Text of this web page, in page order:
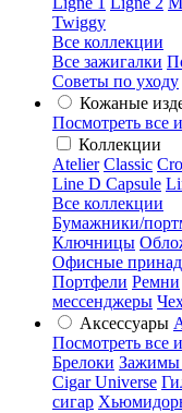
Twiggy
Все коллекции
Все зажигалки
Советы по уходу
Кожаные
Посмотреть все
Коллекции
Atelier Classic
Line D Capsule
Все коллекции
Бумажники/
Ключницы
Офисные
Портфели Ремни
мессенджеры
Аксессуары
Посмотреть все
Брелоки Зажимы
Cigar Universe
сигар